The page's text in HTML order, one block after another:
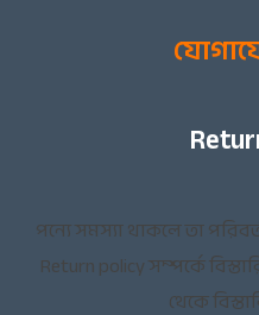
পন্যে সমস্যা থাকলে তা
Return policy সম্পর্কে
থেকে